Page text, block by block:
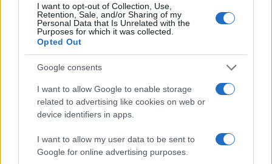
I want to opt-out of Collection, Use,
Retention, Sale, and/or Sharing of my
Personal Data that Is Unrelated with the
Purposes for which it was collected.
Opted Out
Google consents
I want to allow Google to enable storage
related to advertising like cookies on web or
device identifiers in apps.
I want to allow my user data to be sent to
Google for online advertising purposes.